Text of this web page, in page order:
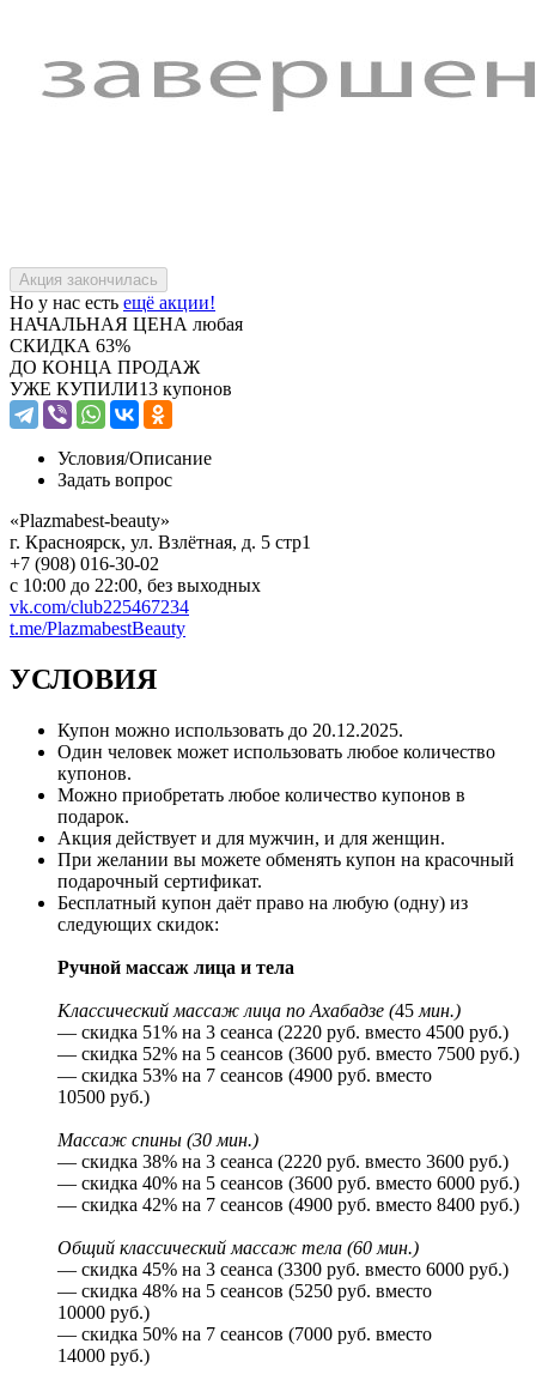
Но у нас есть ещё акции!
НАЧАЛЬНАЯ ЦЕНА любая
СКИДКА 63%
ДО КОНЦА ПРОДАЖ
УЖЕ КУПИЛИ13 купонов
Условия/Описание
Задать вопрос
«Plazmabest-beauty»
г. Красноярск, ул. Взлётная, д. 5 стр1
+7 (908) 016-30-02
с 10:00 до 22:00, без выходных
vk.com/club225467234
t.me/PlazmabestBeauty
УСЛОВИЯ
Купон можно использовать до 20.12.2025.
Один человек может использовать любое количество
купонов.
Можно приобретать любое количество купонов в
подарок.
Акция действует и для мужчин, и для женщин.
При желании вы можете обменять купон на красочный
подарочный сертификат.
Бесплатный купон даёт право на любую (одну) из
следующих скидок:
Ручной массаж лица и тела
Классический массаж лица по Ахабадзе (45 мин.)
— скидка 51% на 3 сеанса (2220 руб. вместо 4500 руб.)
— скидка 52% на 5 сеансов (3600 руб. вместо 7500 руб.)
— скидка 53% на 7 сеансов (4900 руб. вместо
10500 руб.)
Массаж спины (30 мин.)
— скидка 38% на 3 сеанса (2220 руб. вместо 3600 руб.)
— скидка 40% на 5 сеансов (3600 руб. вместо 6000 руб.)
— скидка 42% на 7 сеансов (4900 руб. вместо 8400 руб.)
Общий классический массаж тела (60 мин.)
— скидка 45% на 3 сеанса (3300 руб. вместо 6000 руб.)
— скидка 48% на 5 сеансов (5250 руб. вместо
10000 руб.)
— скидка 50% на 7 сеансов (7000 руб. вместо
14000 руб.)